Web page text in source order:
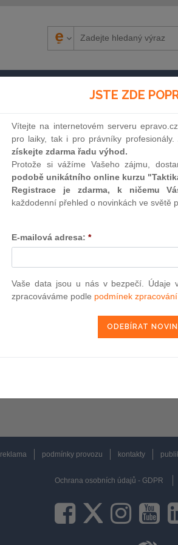
Znění
reklama podmínky provozu kontakty
Ochrana osobních údajů - GDPR
JSTE ZDE
Vítejte na internetovém serveru
pro laiky, tak i pro právníky profesionály.
získejte zdarma řadu výhod.
Protože si vážíme Vašeho zájmu,
podobě unikátního online kurzu
Registrace je zdarma, k ničemu
každodenní přehled o novinkách ve světě
E-mailová adresa: *
Vaše data jsou u nás v bezpečí. Údaje
zpracováváme podle podmínek